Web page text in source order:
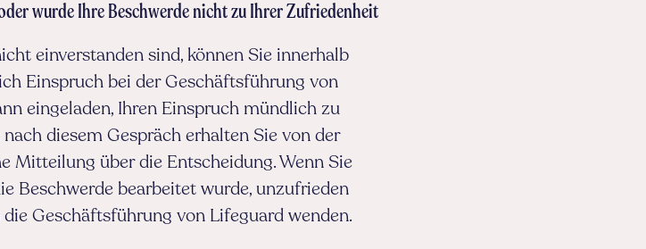
wurde Ihre Beschwerde nicht zu Ihrer Zufriedenheit
einverstanden sind, können Sie innerhalb
Einspruch bei der Geschäftsführung von
eingeladen, Ihren Einspruch mündlich zu
diesem Gespräch erhalten Sie von der
Mitteilung über die Entscheidung. Wenn Sie
Beschwerde bearbeitet wurde, unzufrieden
Geschäftsführung von Lifeguard wenden.